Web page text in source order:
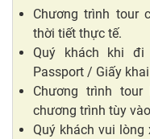
Chương trình tour
thời tiết thực tế.
Quý khách khi đi
Passport / Giấy
Chương trình
chương trình tùy
Quý khách vui